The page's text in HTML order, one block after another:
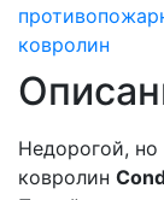
ковролин
Недорогой,
ковролин